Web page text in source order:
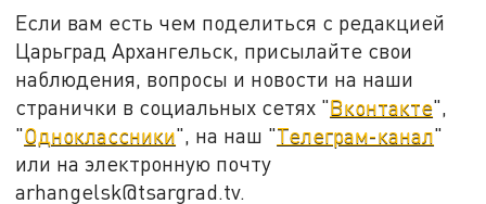
Если вам есть чем поделиться с редакцией
Царьград Архангельск, присылайте свои
наблюдения, вопросы и новости на наши
странички в социальных сетях "Вконтакте",
"Одноклассники", на наш "Телеграм-канал"
или на электронную почту
arhangelsk@tsargrad.tv.